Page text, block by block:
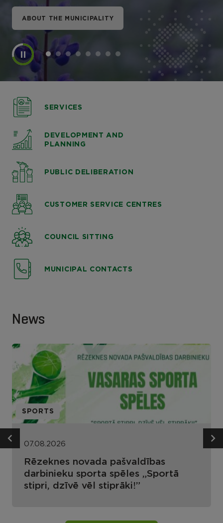
ABOUT THE MUNICIPALITY
ABOUT THE MUNICIPALITY
ABOUT THE MUNICIPALITY
ABOUT THE MUNICIPALITY
ABOUT THE MUNICIPALITY
ABOUT THE MUNICIPALITY
ABOUT THE MUNICIPALITY
ABOUT THE MUNICIPALITY
SERVICES
DEVELOPMENT AND
PLANNING
PUBLIC DELIBERATION
CUSTOMER SERVICE CENTRES
COUNCIL SITTING
MUNICIPAL CONTACTS
News
SPORTS
07.08.2026
Rēzeknes novada pašvaldības
darbinieku sporta spēles „Sportā
stipri, dzīvē vēl stiprāki!”